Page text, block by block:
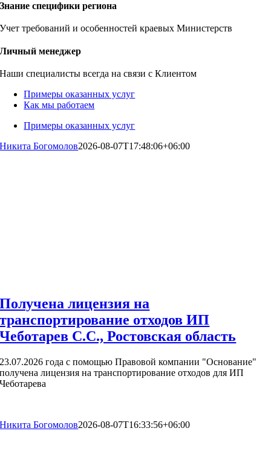
Знание специфики региона
Учет требований и особенностей краевых Министерств
Личный менеджер
Наши специалисты всегда на связи с Клиентом
Примеры оказанных услуг
Как мы работаем
Примеры оказанных услуг
Никита Богомолов2026-08-07T17:48:06+06:00
Получена лицензия на
транспортирование отходов ИП
Чеботарев С.С., Ростовская область
23.07.2026 года с помощью Правовой компании "Основание"
получена лицензия на транспортирование отходов для ИП
Чеботарева
Никита Богомолов2026-08-07T16:33:56+06:00